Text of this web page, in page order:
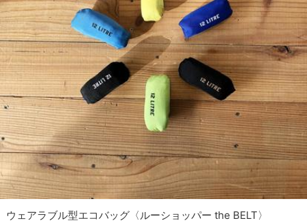
ウェアラブル型エコバッグ〈ルーショッパー the BELT〉